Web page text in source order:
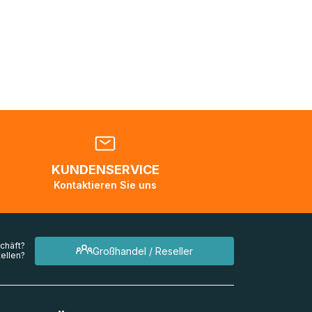
KUNDENSERVICE
Kontaktieren Sie uns
Großhandel / Reseller